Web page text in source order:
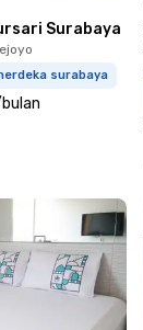
Surabaya
surabaya
bulan